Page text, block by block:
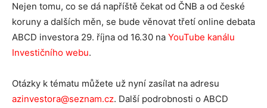
Nejen tomu, co se dá napříště čekat od ČNB a od české
koruny a dalších měn, se bude věnovat třetí online debata
ABCD investora 29. října od 16.30 na YouTube kanálu
Investičního webu.
Otázky k tématu můžete už nyní zasílat na adresu
azinvestora@seznam.cz. Další podrobnosti o ABCD